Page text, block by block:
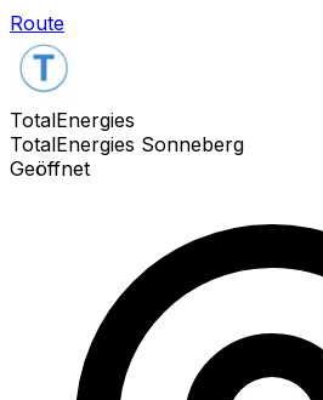
Route
TotalEnergies
TotalEnergies Sonneberg
Geöffnet